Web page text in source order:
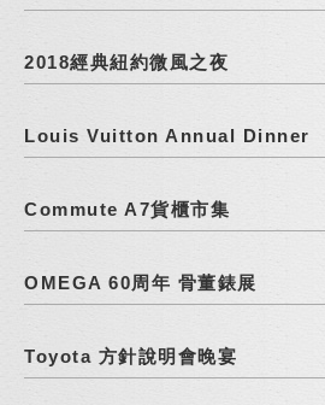
2018經典紐約微風之夜
Louis Vuitton Annual Dinner
Commute A7貨櫃市集
OMEGA 60周年 骨董錶展
Toyota 方針說明會晚宴